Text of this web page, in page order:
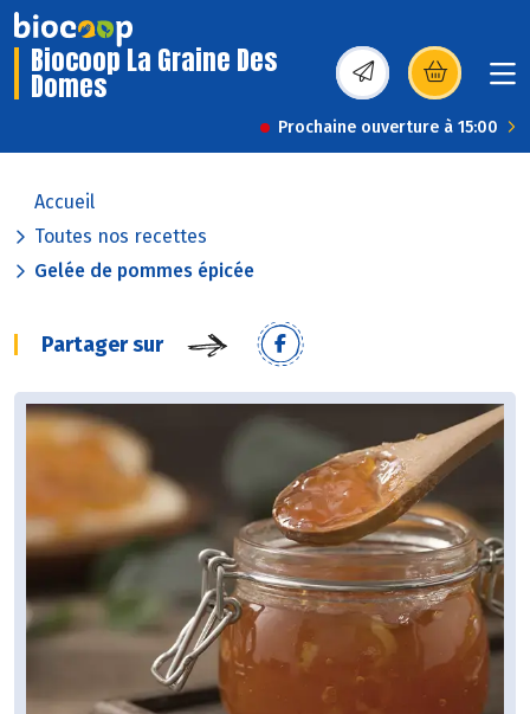
Biocoop La Graine Des
Domes (s’ouvre dans une
Prochaine ouverture à 15:00
Accueil
Toutes nos recettes
Gelée de pommes épicée
Partager sur